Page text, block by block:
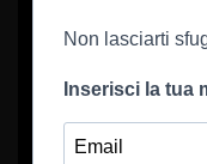
Non lasciarti
Inserisci la tua